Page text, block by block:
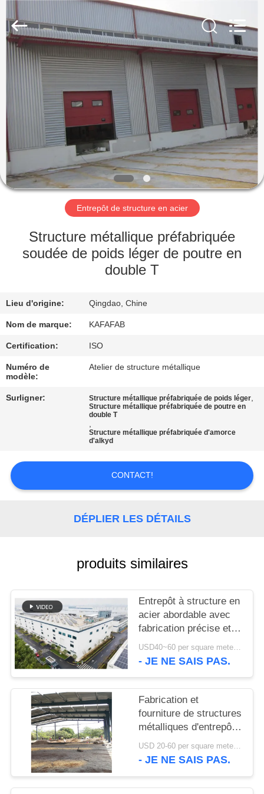
ACCUEIL
PRODUITS
VIDÉOS
SPECTACLE
DE
RÉALITÉ
VIRTUELLE
DE
NOUS
VISITE
DE
L'USINE
CONTRÔLE
QUALITÉ
NOUS
CONTACTER
CAS
PLAN
DU
SITE
POLITIQUE
CONFIDENTIALITÉ
Fabrication
Co.,
Ltd..
Rights
Reserved.
Entrepôt de structure en acier
Structure métallique préfabriquée
soudée de poids léger de poutre en
double T
Lieu d'origine: Qingdao, Chine
Nom de marque: KAFAFAB
Certification: ISO
Numéro de
modèle:
Atelier de structure métallique
Surligner: Structure métallique préfabriquée de poids léger,
Structure métallique préfabriquée de poutre en
double T
,
Structure métallique préfabriquée d'amorce
d'alkyd
CONTACT!
DÉPLIER LES DÉTAILS
produits similaires
Entrepôt à structure en
acier abordable avec
fabrication précise et
solution de livraison
unique
USD40~60 per square meter MOQ:1000 sqm
- JE NE SAIS PAS.
Fabrication et
fourniture de structures
métalliques d'entrepôt
avec conception de
portiques
USD 20-60 per square meter MOQ:1000 M²
- JE NE SAIS PAS.